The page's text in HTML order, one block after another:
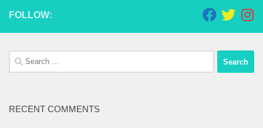
FOLLOW:
Search
for:
RECENT COMMENTS